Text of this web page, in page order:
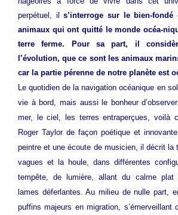
perpétuel, ils’interroge sur le bien-
animaux qui ont quitté le monde océa-
terre ferme. Pour sa part, il
l’évolution, que ce sont les animaux
car la partie pérenne de notre planète est
Le quotidien de la navigation océanique en
vie à bord, mais aussi le bonheur
mer, le ciel, les terres entraperçues, voilà
Roger Taylor de façon poétique et
peintre et une écoute de musicien, il décrit la
vagues et la houle, dans différentes
tempête, de lumière, allant du calme plat
lames déferlantes. Au milieu de nulle part,
puffins majeurs en migration, s’émerveillant